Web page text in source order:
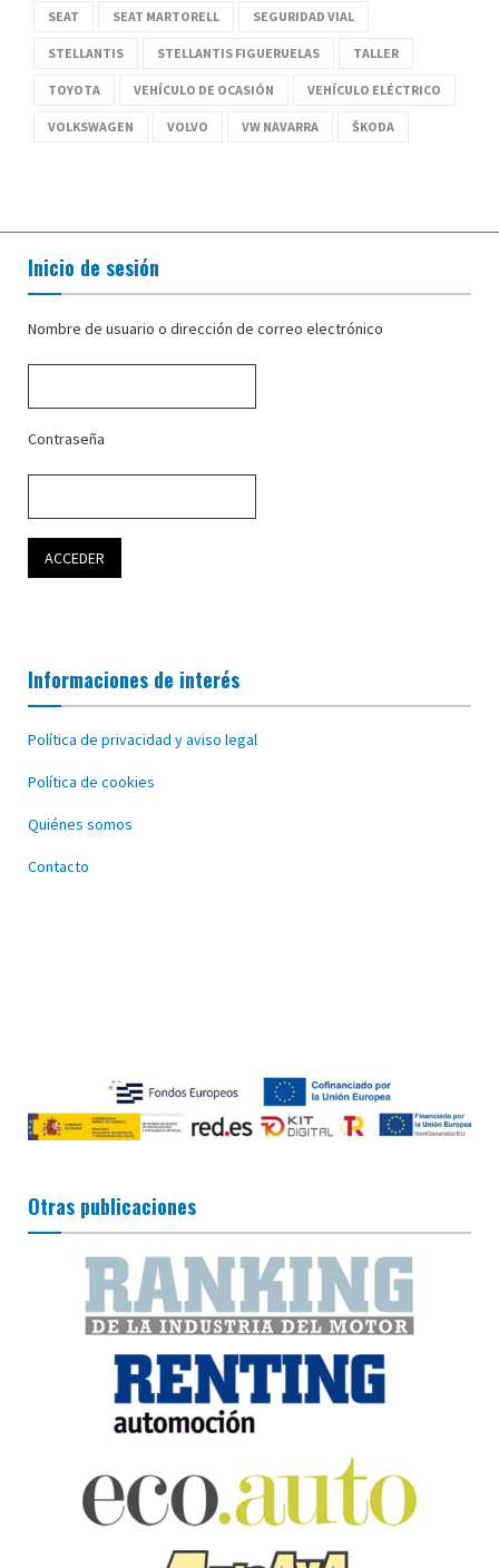
SEAT SEAT MARTORELL SEGURIDAD VIAL
STELLANTIS STELLANTIS FIGUERUELAS TALLER
TOYOTA VEHÍCULO DE OCASIÓN VEHÍCULO ELÉCTRICO
VOLKSWAGEN VOLVO VW NAVARRA ŠKODA
Inicio de sesión
Nombre de usuario o dirección de correo electrónico
Contraseña
Informaciones de interés
Política de privacidad y aviso legal
Política de cookies
Quiénes somos
Contacto
Otras publicaciones